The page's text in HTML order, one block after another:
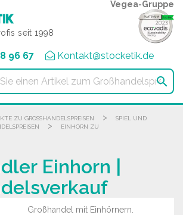
seit 1998
Vegea-Gruppe
96 67 Kontakt@stocketik.de

ZU GROSSHANDELSPREISEN >
SPIEL UND
>
EINHORN ZU
Einhorn |
Großhandel mit Einhörnern.